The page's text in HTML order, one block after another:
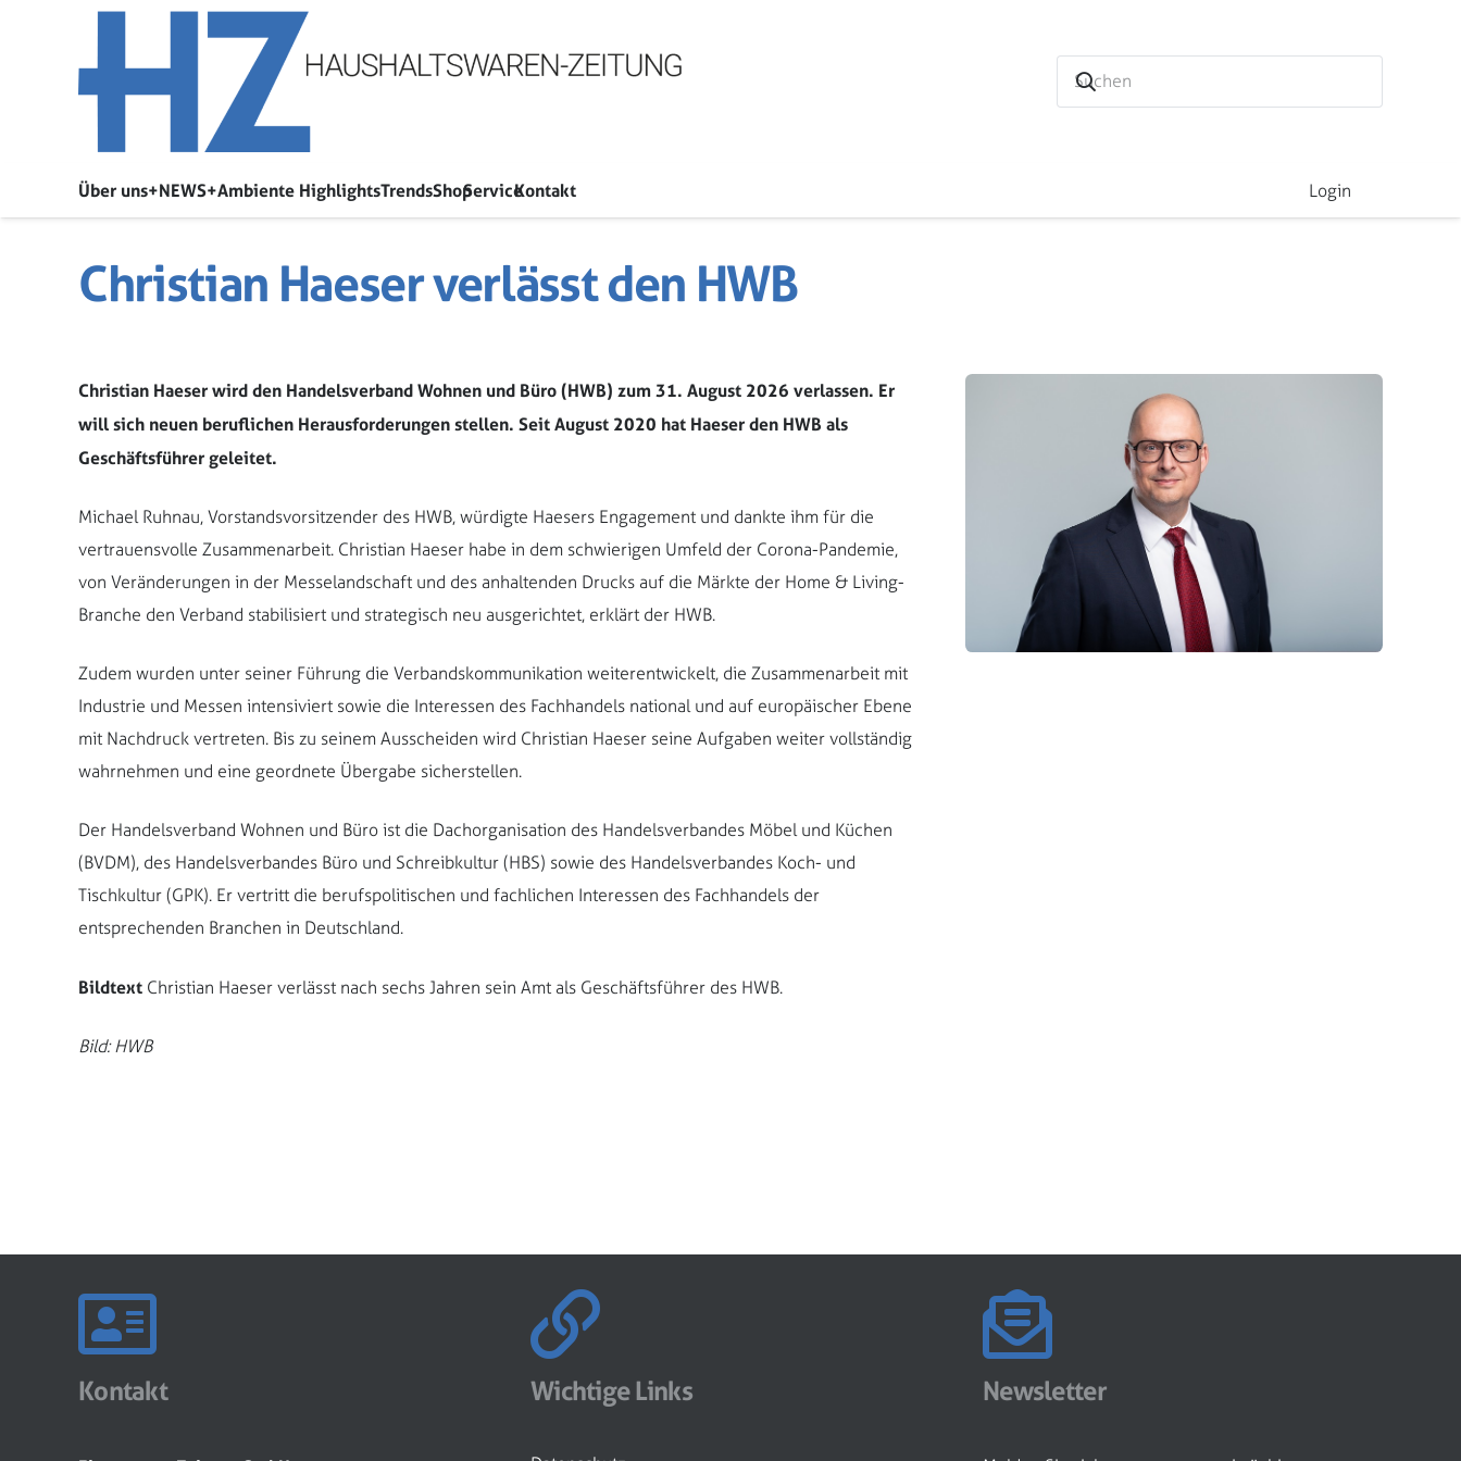
Über uns+NEWS+Ambiente HighlightsTrendsShopServiceKontakt Login
Christian Haeser verlässt den HWB
Christian Haeser wird den Handelsverband Wohnen und Büro (HWB) zum 31. August 2026 verlassen. Er
will sich neuen beruflichen Herausforderungen stellen. Seit August 2020 hat Haeser den HWB als
Geschäftsführer geleitet.
Michael Ruhnau, Vorstandsvorsitzender des HWB, würdigte Haesers Engagement und dankte ihm für die
vertrauensvolle Zusammenarbeit. Christian Haeser habe in dem schwierigen Umfeld der Corona-Pandemie,
von Veränderungen in der Messelandschaft und des anhaltenden Drucks auf die Märkte der Home & Living-
Branche den Verband stabilisiert und strategisch neu ausgerichtet, erklärt der HWB.
Zudem wurden unter seiner Führung die Verbandskommunikation weiterentwickelt, die Zusammenarbeit mit
Industrie und Messen intensiviert sowie die Interessen des Fachhandels national und auf europäischer Ebene
mit Nachdruck vertreten. Bis zu seinem Ausscheiden wird Christian Haeser seine Aufgaben weiter vollständig
wahrnehmen und eine geordnete Übergabe sicherstellen.
Der Handelsverband Wohnen und Büro ist die Dachorganisation des Handelsverbandes Möbel und Küchen
(BVDM), des Handelsverbandes Büro und Schreibkultur (HBS) sowie des Handelsverbandes Koch- und
Tischkultur (GPK). Er vertritt die berufspolitischen und fachlichen Interessen des Fachhandels der
entsprechenden Branchen in Deutschland.
Bildtext Christian Haeser verlässt nach sechs Jahren sein Amt als Geschäftsführer des HWB.
Bild: HWB
Kontakt Wichtige Links Newsletter